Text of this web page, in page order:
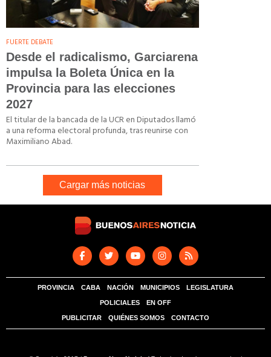
FUERTE DEBATE
Desde el radicalismo, Garciarena
impulsa la Boleta Única en la
Provincia para las elecciones
2027
El titular de la bancada de la UCR en Diputados llamó
a una reforma electoral profunda, tras reunirse con
Maximiliano Abad.
Cargar más noticias
PROVINCIA CABA NACIÓN MUNICIPIOS LEGISLATURA
POLICIALES EN OFF
PUBLICITAR QUIÉNES SOMOS CONTACTO